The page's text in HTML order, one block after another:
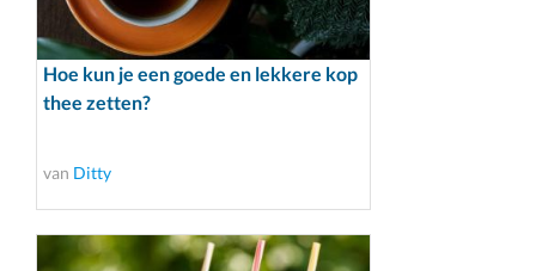
Hoe kun je een goede en lekkere kop
thee zetten?
van Ditty